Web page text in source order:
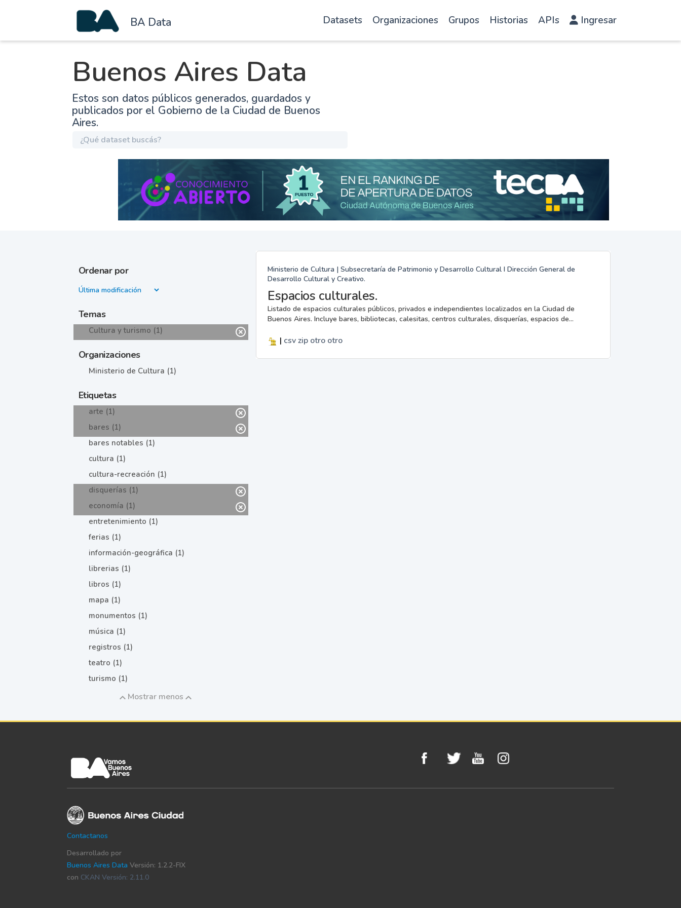
BA Data Datasets Organizaciones Grupos Historias APIs Ingresar
Buenos Aires Data
Estos son datos públicos generados, guardados y
publicados por el Gobierno de la Ciudad de Buenos
Aires.
Ordenar por
Temas
Cultura y turismo (1)
Organizaciones
Ministerio de Cultura (1)
Etiquetas
arte (1)
bares (1)
bares notables (1)
cultura (1)
cultura-recreación (1)
disquerías (1)
economía (1)
entretenimiento (1)
ferias (1)
información-geográfica (1)
librerias (1)
libros (1)
mapa (1)
monumentos (1)
música (1)
registros (1)
teatro (1)
turismo (1)
Mostrar menos
Ministerio de Cultura | Subsecretaría de Patrimonio y Desarrollo Cultural I Dirección General de
Desarrollo Cultural y Creativo.
Espacios culturales.
Listado de espacios culturales públicos, privados e independientes localizados en la Ciudad de
Buenos Aires. Incluye bares, bibliotecas, calesitas, centros culturales, disquerías, espacios de...
| csvzip otro otro
Contactanos
Desarrollado por
Buenos Aires Data Versión: 1.2.2-FIX
con CKAN Versión: 2.11.0